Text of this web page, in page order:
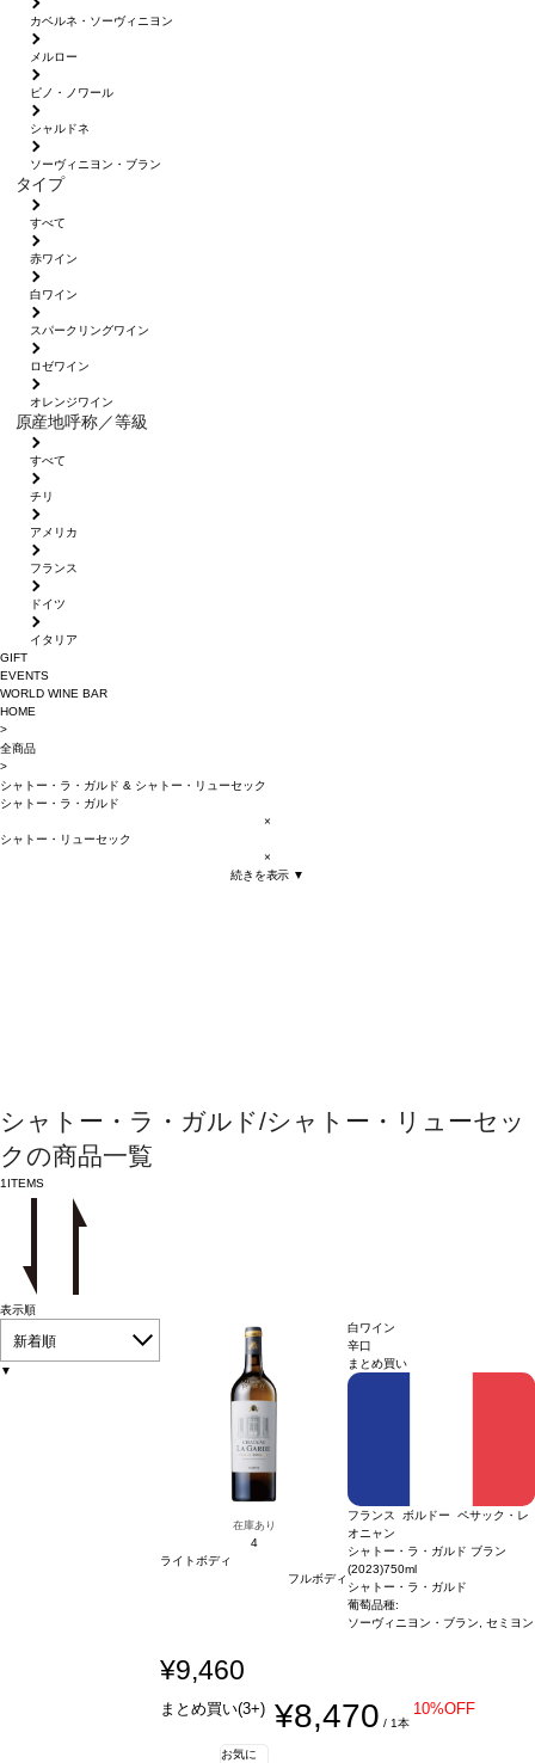
カベルネ・ソーヴィニヨン
メルロー
ピノ・ノワール
シャルドネ
ソーヴィニヨン・ブラン
タイプ
すべて
赤ワイン
白ワイン
スパークリングワイン
ロゼワイン
オレンジワイン
原産地呼称／等級
すべて
チリ
アメリカ
フランス
ドイツ
イタリア
GIFT
EVENTS
WORLD WINE BAR
HOME
>
全商品
>
シャトー・ラ・ガルド & シャトー・リューセック
シャトー・ラ・ガルド
×
シャトー・リューセック
×
続きを表示 ▼
シャトー・ラ・ガルド/シャトー・リューセッ
クの商品一覧
1 ITEMS
表示順
新着順
▼
在庫あり
4
ライトボディ
フルボディ
白ワイン
辛口
まとめ買い
フランス ボルドー ペサック・レ
オニャン
シャトー・ラ・ガルド ブラン
(2023)750ml
シャトー・ラ・ガルド
葡萄品種:
ソーヴィニヨン・ブラン, セミヨン
¥9,460
まとめ買い(3+) ¥8,470 / 1本
10%OFF
お気に